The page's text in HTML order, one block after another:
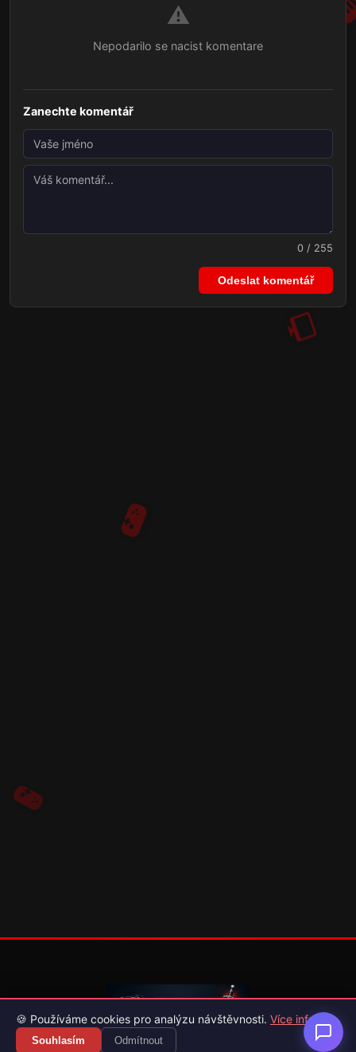
⚠️
Nepodarilo se nacist komentare
Zanechte komentář
0 / 255
Odeslat komentář
Váš průvodce světem videoher. Novinky, recenze a česko-
🍪 Používáme cookies pro analýzu návštěvnosti. Více info
Souhlasím Odmítnout